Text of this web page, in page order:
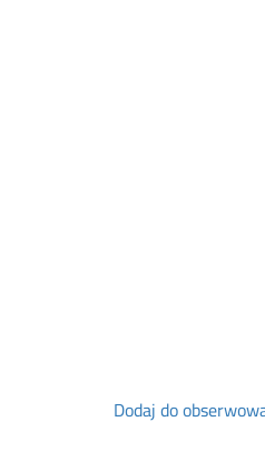
Dodaj do